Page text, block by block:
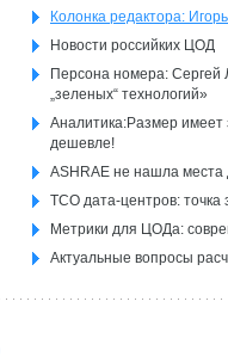
Колонка редактора:
Новости российких ЦОД
Персона номера:
„зеленых“ технологий»
Аналитика:Размер
дешевле!
ASHRAE не нашла места
ТСО дата-центров: точка
Метрики для ЦОДа:
Актуальные вопросы